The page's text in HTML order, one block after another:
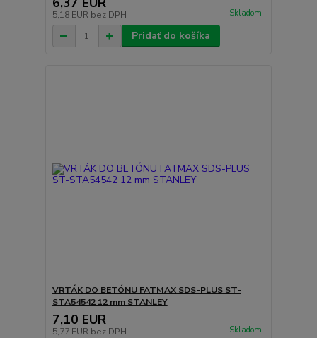
5,18 EUR bez DPH Skladom
Pridať do košíka
VRTÁK DO BETÓNU FATMAX SDS-PLUS ST-
STA54542 12 mm STANLEY
7,10 EUR
5,77 EUR bez DPH Skladom